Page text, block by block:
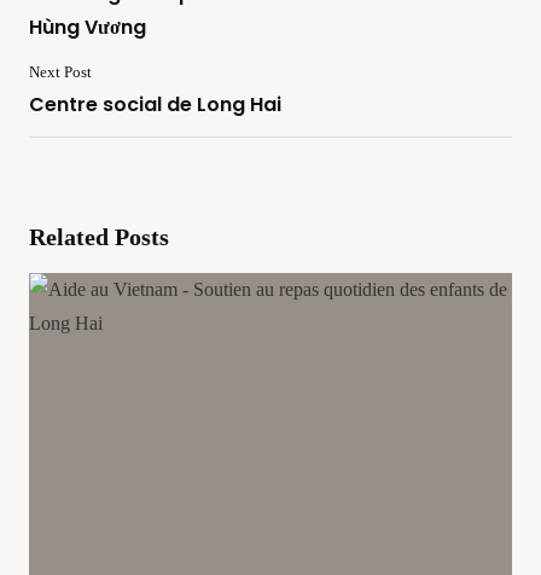
Hùng Vương
Next Post
Centre social de Long Hai
Related Posts